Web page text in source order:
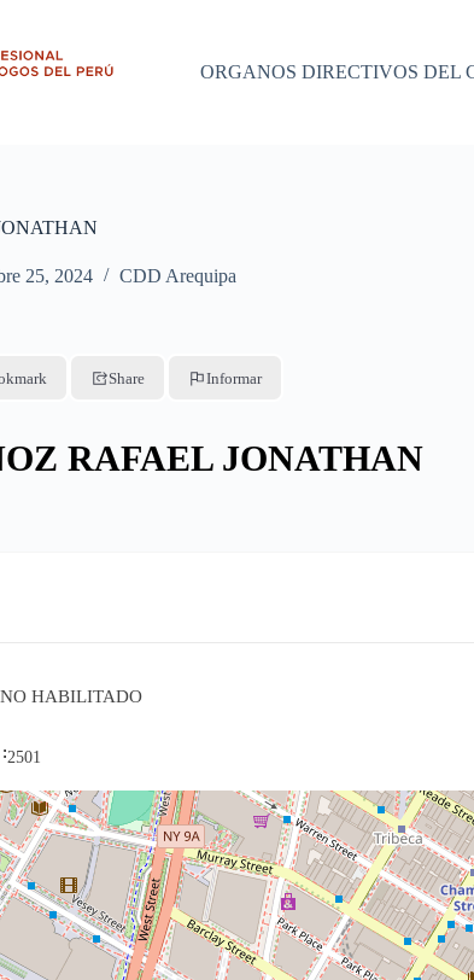
ORGANOS DIRECTIVOS DEL
25, 2024 CDD Arequipa
Share Informar
RAFAEL JONATHAN
NO HABILITADO
2501